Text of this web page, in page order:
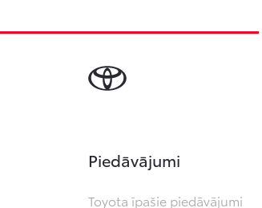
Piedāvājumi
Toyota īpašie piedāvājumi